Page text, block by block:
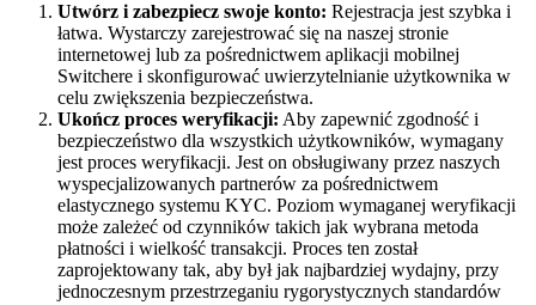
Utwórz i zabezpiecz swoje konto: Rejestracja jest szybka i
łatwa. Wystarczy zarejestrować się na naszej stronie
internetowej lub za pośrednictwem aplikacji mobilnej
Switchere i skonfigurować uwierzytelnianie użytkownika w
celu zwiększenia bezpieczeństwa.
Ukończ proces weryfikacji: Aby zapewnić zgodność i
bezpieczeństwo dla wszystkich użytkowników, wymagany
jest proces weryfikacji. Jest on obsługiwany przez naszych
wyspecjalizowanych partnerów za pośrednictwem
elastycznego systemu KYC. Poziom wymaganej weryfikacji
może zależeć od czynników takich jak wybrana metoda
płatności i wielkość transakcji. Proces ten został
zaprojektowany tak, aby był jak najbardziej wydajny, przy
jednoczesnym przestrzeganiu rygorystycznych standardów